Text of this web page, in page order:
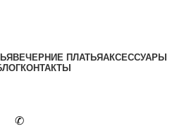
ВЕЧЕРНИЕ ПЛАТЬЯАКСЕССУАРЫ
КОНТАКТЫ
✆